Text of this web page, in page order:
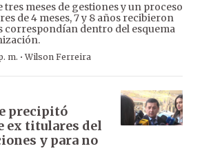
tres meses de gestiones y un proceso
de 4 meses, 7 y 8 años recibieron
correspondían dentro del esquema
m. ·Wilson Ferreira
precipitó
ex titulares del
y para no